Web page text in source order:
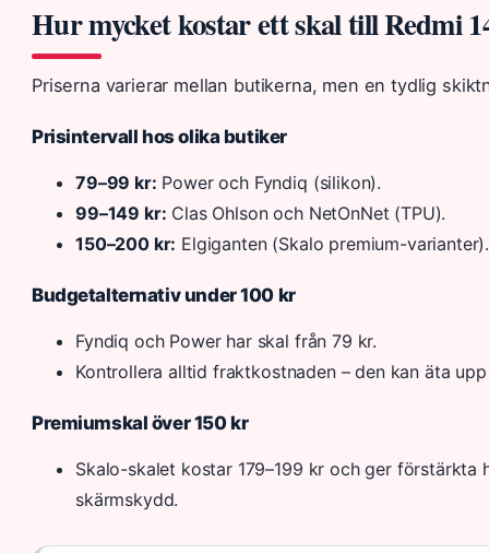
Hur mycket kostar ett skal till Redmi
Priserna varierar mellan butikerna, men en tydlig
Prisintervall hos olika butiker
79–99 kr: Power och Fyndiq (silikon).
99–149 kr: Clas Ohlson och NetOnNet (TPU).
150–200 kr: Elgiganten (Skalo premium-varianter).
Budgetalternativ under 100 kr
Fyndiq och Power har skal från 79 kr.
Kontrollera alltid fraktkostnaden – den kan äta
Premiumskal över 150 kr
Skalo-skalet kostar 179–199 kr och ger förstärkta
skärmskydd.